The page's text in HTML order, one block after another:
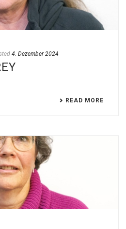
4. Dezember 2024
READ MORE